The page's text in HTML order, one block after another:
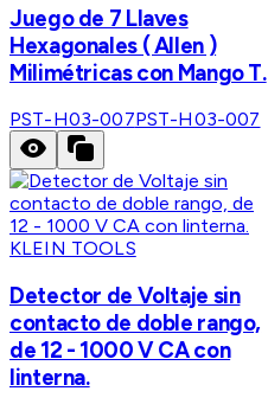
Juego de 7 Llaves
Hexagonales ( Allen )
Milimétricas con Mango T.
PST-H03-007PST-H03-007
KLEIN TOOLS
Detector de Voltaje sin
contacto de doble rango,
de 12 - 1000 V CA con
linterna.